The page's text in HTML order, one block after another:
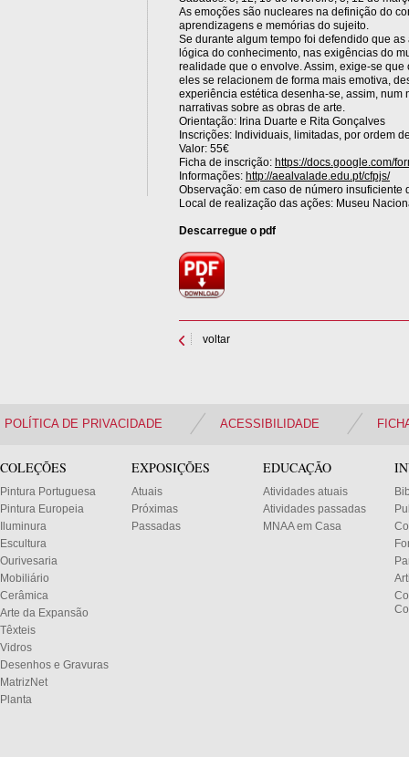
As emoções são nucleares na definição do
aprendizagens e memórias do sujeito.
Se durante algum tempo foi defendido que
lógica do conhecimento, nas exigências do
realidade que o envolve. Assim, exige-se
eles se relacionem de forma mais emotiva,
experiência estética desenha-se, assim, num
narrativas sobre as obras de arte.
Orientação: Irina Duarte e Rita Gonçalves
Inscrições: Individuais, limitadas, por ordem
Valor: 55€
Ficha de inscrição: https://docs.google.com/
Informações: http://aealvalade.edu.pt/cfpjs/
Observação: em caso de número
Local de realização das ações: Museu
Descarregue o pdf
voltar
POLÍTICA DE PRIVACIDADE ACESSIBILIDADE
COLEÇÕES
Pintura Portuguesa
Pintura Europeia
Iluminura
Escultura
Ourivesaria
Mobiliário
Cerâmica
Arte da Expansão
Têxteis
Vidros
Desenhos e Gravuras
MatrizNet
Planta
EXPOSIÇÕES
Atuais
Próximas
Passadas
EDUCAÇÃO
Atividades atuais
Atividades passadas
MNAA em Casa